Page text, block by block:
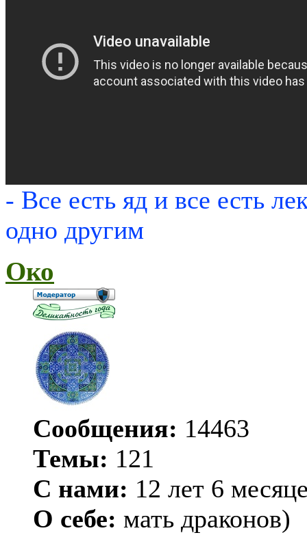
- Все есть яд и все есть
одно другим
Око
Сообщения: 14463
Темы: 121
С нами: 12 лет 6
О себе: мать драконов)